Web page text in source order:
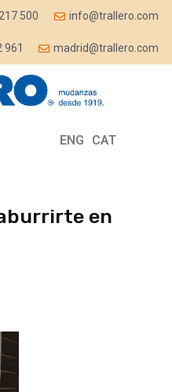
500 info@trallero.com
961 madrid@trallero.com
ENG CAT
en